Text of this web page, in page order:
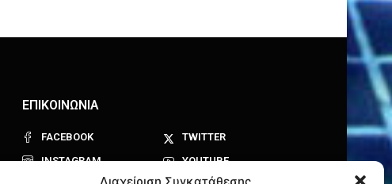
Διαχείριση Συγκατάθεσης
ΕΠΙΚΟΙΝΩΝΙΑ
FACEBOOK
TWITTER
INSTAGRAM
YOUTUBE